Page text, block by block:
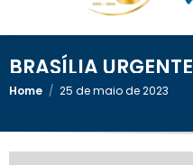
BRASÍLIA URGENTE
Home / 25 de maio de 2023